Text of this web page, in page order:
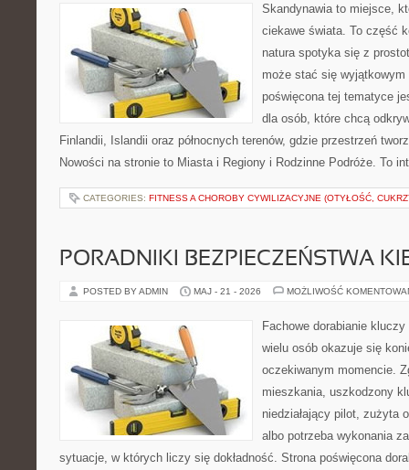
Skandynawia to miejsce,
ciekawe świata. To część
natura spotyka się z
może stać się
poświęcona tej tematyce
dla osób, które chcą
Finlandii, Islandii oraz północnych terenów, gdzie przestrzeń
Nowości na stronie to Miasta i Regiony i Rodzinne Podróże. To
CATEGORIES: FITNESS A CHOROBY CYWILIZACYJNE (OTYŁOŚĆ,
PORADNIKI BEZPIECZEŃSTWA
POSTED BY ADMIN MAJ - 21 - 2026 MOŻLIWOŚĆ
Fachowe dorabianie
wielu osób okazuje się
oczekiwanym momencie.
mieszkania, uszkodzony
niedziałający pilot, zużyta
albo potrzeba wykonania
sytuacje, w których liczy się dokładność. Strona poświęcona